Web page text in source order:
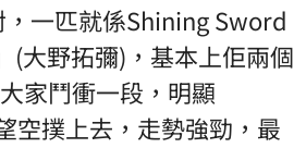
一匹就係Shining Sword
(大野拓彌)，基本上佢兩個
家鬥衝一段，明顯
空撲上去，走勢強勁，最